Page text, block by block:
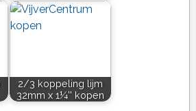
2/3 koppeling lijm
32mm x 1¼'' kopen